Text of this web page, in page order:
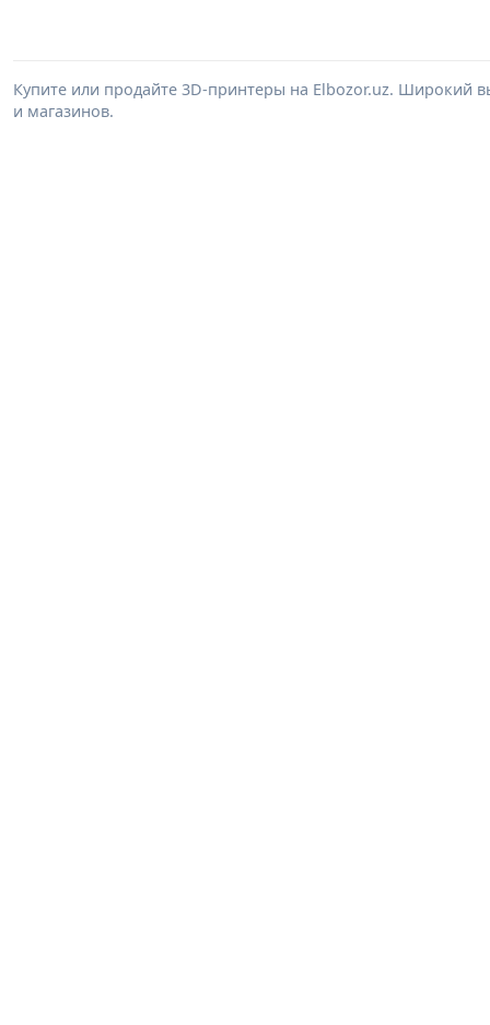
Купите или продайте 3D-принтеры на Elbozor.uz. Широкий
и магазинов.